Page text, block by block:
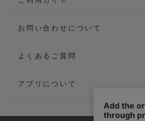
お問い合わせについて
よくあるご質問
アプリについて